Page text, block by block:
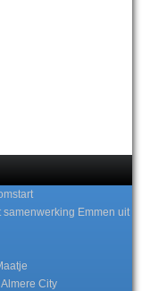
samenwerking Emmen uit
City